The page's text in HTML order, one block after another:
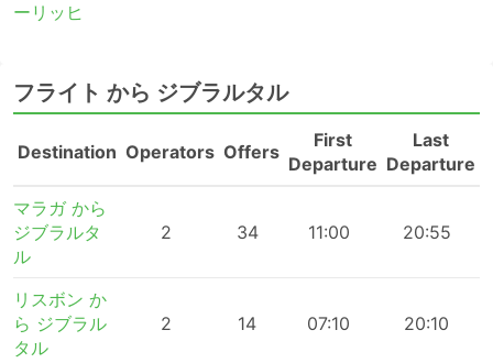
ーリッヒ
フライト から ジブラルタル
Destination Operators Offers
First
Departure
Last
Departure
マラガ から
ジブラルタ
ル
2 34 11:00 20:55
リスボン か
ら ジブラル
タル
2 14 07:10 20:10